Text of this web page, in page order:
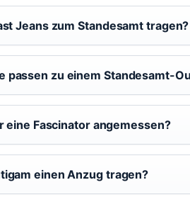
Jeans zum Standesamt tragen?
passen zu einem Standesamt-
eine Fascinator angemessen?
einen Anzug tragen?